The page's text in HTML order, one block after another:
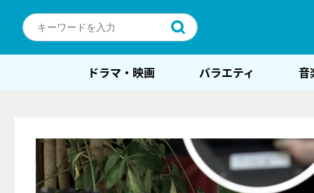
ドラマ・映画 バラエティ 音